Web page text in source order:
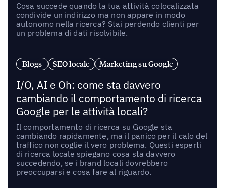
Cosa succede quando la tua attività colocalizzata
condivide un indirizzo ma non appare in modo
autonomo nella ricerca? Stai perdendo clienti per
un problema di dati risolvibile.
Blogs SEO locale Marketing su Google
I/O, AI e Oh: come sta davvero
cambiando il comportamento di ricerca
Google per le attività locali?
Il comportamento di ricerca su Google sta
cambiando rapidamente, ma il panico per il calo del
traffico non coglie il vero problema. Questi esperti
di ricerca locale spiegano cosa sta davvero
succedendo, se i brand locali dovrebbero
preoccuparsi e cosa fare al riguardo.